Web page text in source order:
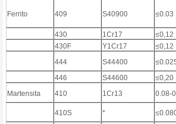
Ferrito 409 S40900 ≤0.03
430 1Cr17 ≤0,12
430F
Y1Cr17 ≤0,12
444
S44400
446
S44600 ≤0,20
Martensita
410 1Cr13 0.08-
410S *